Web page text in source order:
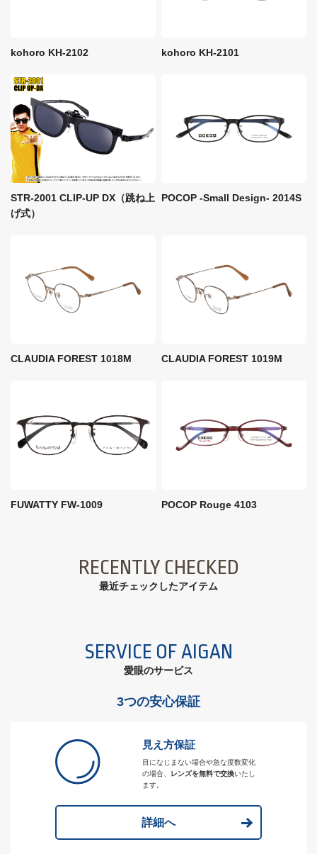
kohoro KH-2102 kohoro KH-2101
STR-2001 CLIP-UP DX（跳ね上
げ式）
POCOP -Small Design- 2014S
CLAUDIA FOREST 1018M CLAUDIA FOREST 1019M
FUWATTY FW-1009 POCOP Rouge 4103
RECENTLY CHECKED
最近チェックしたアイテム
SERVICE OF AIGAN
愛眼のサービス
3つの安心保証
見え方保証
目になじまない場合や急な度数変化
の場合、
レンズを無料で交換いたし
ます。
詳細へ